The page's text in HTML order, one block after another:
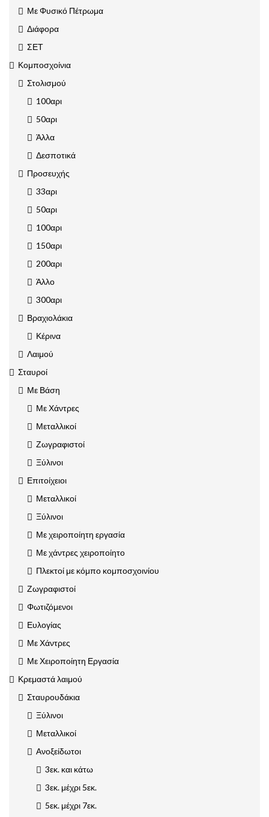
Με Φυσικό Πέτρωμα
Διάφορα
ΣΕΤ
Κομποσχοίνια
Στολισμού
100αρι
50αρι
Άλλα
Δεσποτικά
Προσευχής
33αρι
50αρι
100αρι
150αρι
200αρι
Άλλο
300αρι
Βραχιολάκια
Κέρινα
Λαιμού
Σταυροί
Με Βάση
Με Χάντρες
Μεταλλικοί
Ζωγραφιστοί
Ξύλινοι
Επιτοίχειοι
Μεταλλικοί
Ξύλινοι
Με χειροποίητη εργασία
Με χάντρες χειροποίητο
Πλεκτοί με κόμπο κομποσχοινίου
Ζωγραφιστοί
Φωτιζόμενοι
Ευλογίας
Με Χάντρες
Με Χειροποίητη Εργασία
Κρεμαστά λαιμού
Σταυρουδάκια
Ξύλινοι
Μεταλλικοί
Ανοξείδωτοι
3εκ. και κάτω
3εκ. μέχρι 5εκ.
5εκ. μέχρι 7εκ.